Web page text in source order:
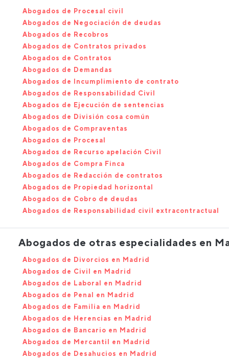
Abogados de Procesal civil
Abogados de Negociación de deudas
Abogados de Recobros
Abogados de Contratos privados
Abogados de Contratos
Abogados de Demandas
Abogados de Incumplimiento de contrato
Abogados de Responsabilidad Civil
Abogados de Ejecución de sentencias
Abogados de División cosa común
Abogados de Compraventas
Abogados de Procesal
Abogados de Recurso apelación Civil
Abogados de Compra Finca
Abogados de Redacción de contratos
Abogados de Propiedad horizontal
Abogados de Cobro de deudas
Abogados de Responsabilidad civil extracontractual
Abogados de otras especialidades en
Abogados de Divorcios en Madrid
Abogados de Civil en Madrid
Abogados de Laboral en Madrid
Abogados de Penal en Madrid
Abogados de Familia en Madrid
Abogados de Herencias en Madrid
Abogados de Bancario en Madrid
Abogados de Mercantil en Madrid
Abogados de Desahucios en Madrid